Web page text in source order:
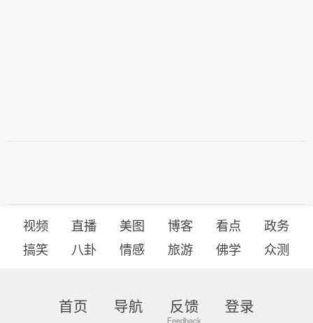
视频 直播 美图 博客 看点
政务
搞笑
八卦 情感 旅游 佛学 众测
首页 导航 反馈 登录